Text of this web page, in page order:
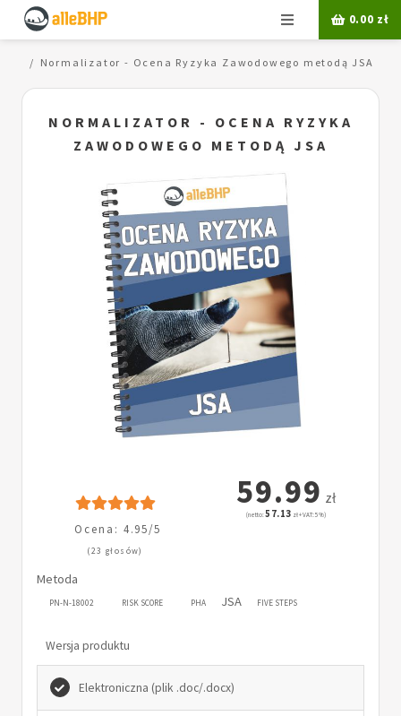
Menu 0.00 zł
Normalizator - Ocena Ryzyka Zawodowego metodą JSA
NORMALIZATOR - OCENA RYZYKA
ZAWODOWEGO METODĄ JSA
Ocena: 4.95/5
(23 głosów)
59.99 zł
(netto:57.13 zł + VAT: 5%)
Metoda
PN-N-18002 RISK SCORE PHA JSA FIVE STEPS
Wersja produktu
Elektroniczna (plik .doc/.docx)